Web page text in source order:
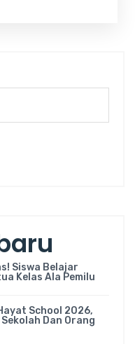
Siswa Belajar
Kelas Ala Pemilu
School 2026,
Dan Orang